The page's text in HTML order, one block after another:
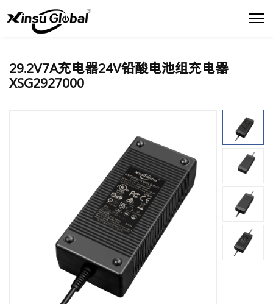
29.2V7A充电器24V铅酸电池组充电器
XSG2927000